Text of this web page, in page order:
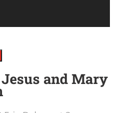
and Mary